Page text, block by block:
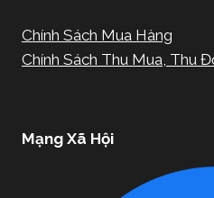
Chính Sách Mua Hàng
Chính Sách Thu Mua, Thu
Mạng Xã Hội